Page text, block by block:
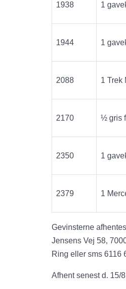
1938 1
1944 1
2088 1 Trek
2170 ½ gris
2350 1
2379 1
Gevinsterne
Jensens Vej 58,
Ring eller sms 6116
Afhent senest d. 15/